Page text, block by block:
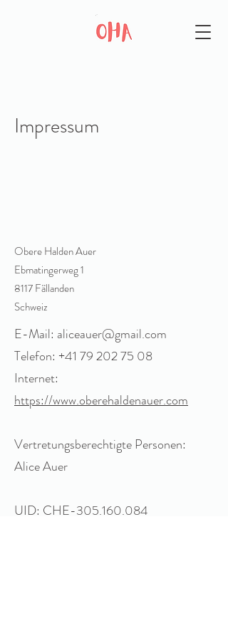
Impressum
Obere Halden Auer
Ebmatingerweg 1
8117 Fällanden
Schweiz
E-Mail: aliceauer@gmail.com
Telefon: +41 79 202 75 08
Internet:
https://www.oberehaldenauer.com
Vertretungsberechtigte Personen:
Alice Auer
UID: CHE-305.160.084